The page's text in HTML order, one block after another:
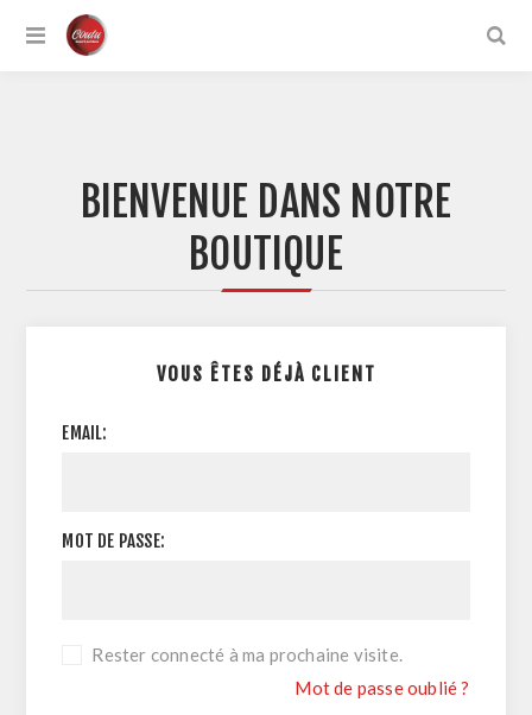
BIENVENUE DANS NOTRE
BOUTIQUE
VOUS ÊTES DÉJÀ CLIENT
EMAIL:
MOT DE PASSE:
Rester connecté à ma prochaine visite.
Mot de passe oublié ?